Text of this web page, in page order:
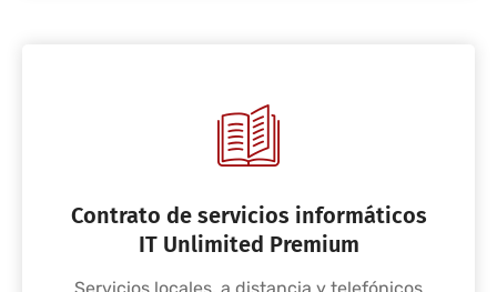
Contrato de servicios informáticos
IT Unlimited Premium